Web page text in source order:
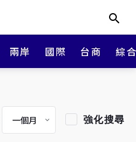
兩岸 國際 台商 綜
強化搜尋